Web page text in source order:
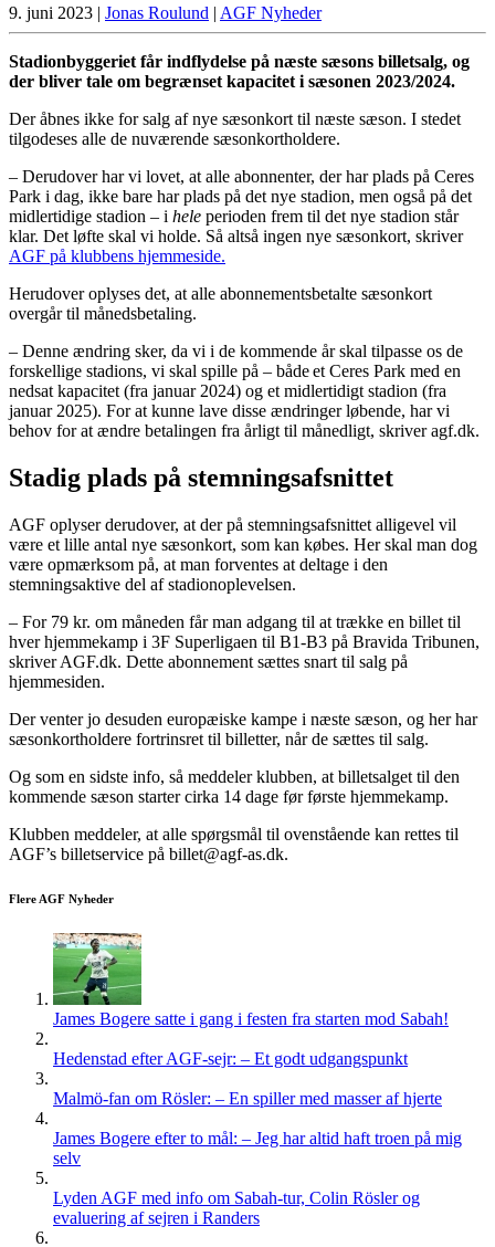
9. juni 2023 | Jonas Roulund | AGF Nyheder
Stadionbyggeriet får indflydelse på næste sæsons billetsalg, og
der bliver tale om begrænset kapacitet i sæsonen 2023/2024.
Der åbnes ikke for salg af nye sæsonkort til næste sæson. I stedet
tilgodeses alle de nuværende sæsonkortholdere.
– Derudover har vi lovet, at alle abonnenter, der har plads på Ceres
Park i dag, ikke bare har plads på det nye stadion, men også på det
midlertidige stadion – i hele perioden frem til det nye stadion står
klar. Det løfte skal vi holde. Så altså ingen nye sæsonkort, skriver
AGF på klubbens hjemmeside.
Herudover oplyses det, at alle abonnementsbetalte sæsonkort
overgår til månedsbetaling.
– Denne ændring sker, da vi i de kommende år skal tilpasse os de
forskellige stadions, vi skal spille på – både et Ceres Park med en
nedsat kapacitet (fra januar 2024) og et midlertidigt stadion (fra
januar 2025). For at kunne lave disse ændringer løbende, har vi
behov for at ændre betalingen fra årligt til månedligt, skriver agf.dk.
Stadig plads på stemningsafsnittet
AGF oplyser derudover, at der på stemningsafsnittet alligevel vil
være et lille antal nye sæsonkort, som kan købes. Her skal man dog
være opmærksom på, at man forventes at deltage i den
stemningsaktive del af stadionoplevelsen.
– For 79 kr. om måneden får man adgang til at trække en billet til
hver hjemmekamp i 3F Superligaen til B1-B3 på Bravida Tribunen,
skriver AGF.dk. Dette abonnement sættes snart til salg på
hjemmesiden.
Der venter jo desuden europæiske kampe i næste sæson, og her har
sæsonkortholdere fortrinsret til billetter, når de sættes til salg.
Og som en sidste info, så meddeler klubben, at billetsalget til den
kommende sæson starter cirka 14 dage før første hjemmekamp.
Klubben meddeler, at alle spørgsmål til ovenstående kan rettes til
AGF’s billetservice på billet@agf-as.dk.
Flere AGF Nyheder
James Bogere satte i gang i festen fra starten mod Sabah!
Hedenstad efter AGF-sejr: – Et godt udgangspunkt
Malmö-fan om Rösler: – En spiller med masser af hjerte
James Bogere efter to mål: – Jeg har altid haft troen på mig
selv
Lyden AGF med info om Sabah-tur, Colin Rösler og
evaluering af sejren i Randers